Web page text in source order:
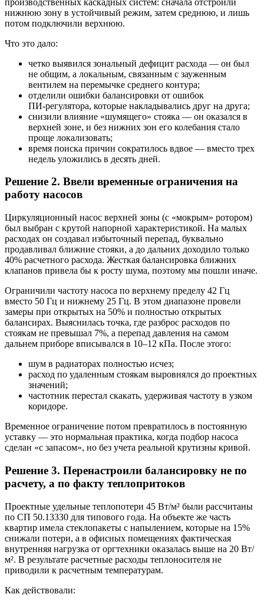
нижнюю зону в устойчивый режим, затем среднюю, и лишь
потом подключили верхнюю.
Что это дало:
четко выявился зональный дефицит расхода — он был
не общим, а локальным, связанным с зауженным
вентилем на перемычке среднего контура;
отделили ошибки балансировки от ошибок
ПИ‑регулятора, которые накладывались друг на друга;
снизили влияние «шумящего» стояка — он оказался в
верхней зоне, и без нижних зон его колебания стало
проще локализовать;
время поиска причин сократилось вдвое — вместо трех
недель уложились в десять дней.
Решение 2. Ввели временные ограничения на
работу насосов
Циркуляционный насос верхней зоны (с «мокрым» ротором)
был выбран с крутой напорной характеристикой. На малых
расходах он создавал избыточный перепад, буквально
продавливал ближние стояки, а до дальних доходило только
40% расчетного расхода. Жесткая балансировка ближних
клапанов привела бы к росту шума, поэтому мы пошли иначе.
Ограничили частоту насоса по верхнему пределу 42 Гц
вместо 50 Гц и нижнему 25 Гц. В этом диапазоне провели
замеры при открытых на 50% и полностью открытых
балансирах. Выяснилась точка, где разброс расходов по
стоякам не превышал 7%, а перепад давления на самом
дальнем приборе вписывался в 10–12 кПа. После этого:
шум в радиаторах полностью исчез;
расход по удаленным стоякам выровнялся до проектных
значений;
частотник перестал скакать, удерживая частоту в узком
коридоре.
Временное ограничение потом превратилось в постоянную
уставку — это нормальная практика, когда подбор насоса
сделан «с запасом», но без учета реальной крутизны кривой.
Решение 3. Перенастроили балансировку не по
расчету, а по факту теплопритоков
Проектные удельные теплопотери 45 Вт/м² были рассчитаны
по СП 50.13330 для типового года. На объекте же часть
квартир имела стеклопакеты с напылением, которые на 15%
снижали потери, а в офисных помещениях фактическая
внутренняя нагрузка от оргтехники оказалась выше на 20 Вт/
м². В результате расчетные расходы теплоносителя не
приводили к расчетным температурам.
Как действовали: